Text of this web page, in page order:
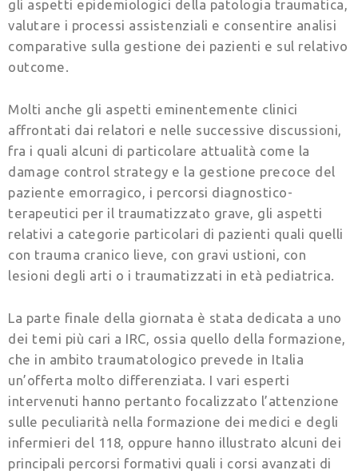
gli aspetti epidemiologici della patologia traumatica,
valutare i processi assistenziali e consentire analisi
comparative sulla gestione dei pazienti e sul relativo
outcome.
Molti anche gli aspetti eminentemente clinici
affrontati dai relatori e nelle successive discussioni,
fra i quali alcuni di particolare attualità come la
damage control strategy e la gestione precoce del
paziente emorragico, i percorsi diagnostico-
terapeutici per il traumatizzato grave, gli aspetti
relativi a categorie particolari di pazienti quali quelli
con trauma cranico lieve, con gravi ustioni, con
lesioni degli arti o i traumatizzati in età pediatrica.
La parte finale della giornata è stata dedicata a uno
dei temi più cari a IRC, ossia quello della formazione,
che in ambito traumatologico prevede in Italia
un’offerta molto differenziata. I vari esperti
intervenuti hanno pertanto focalizzato l’attenzione
sulle peculiarità nella formazione dei medici e degli
infermieri del 118, oppure hanno illustrato alcuni dei
principali percorsi formativi quali i corsi avanzati di